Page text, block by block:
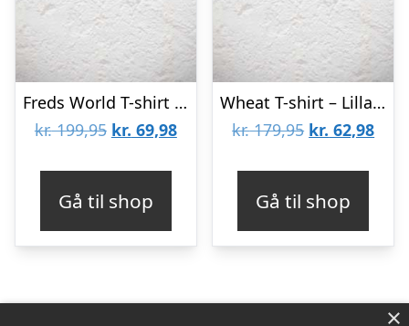
Freds World T-shirt – Hvid m. Vandmelon
kr.199,95 Den
kr. 199,95.
kr. 69,98Den
kr. 69,98.
Gå til shop
Wheat T-shirt – Lilla m. Svaner
kr.179,95 Den
kr. 179,95.
kr. 62,98Den
kr.
Gå til shop
×